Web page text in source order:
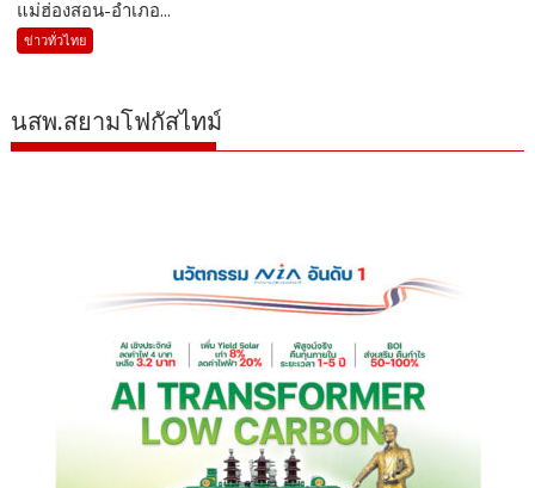
แม่ฮ่องสอน-อำเภอ...
ข่าวทั่วไทย
นสพ.สยามโฟกัสไทม์